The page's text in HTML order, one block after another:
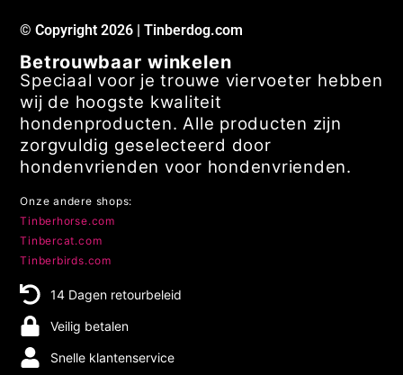
© Copyright 2026 | Tinberdog.com
Betrouwbaar winkelen
Speciaal voor je trouwe viervoeter hebben
wij de hoogste kwaliteit
hondenproducten. Alle producten zijn
zorgvuldig geselecteerd door
hondenvrienden voor hondenvrienden.
Onze andere shops:
Tinberhorse.com
Tinbercat.com
Tinberbirds.com
14 Dagen retourbeleid
Veilig betalen
Snelle klantenservice